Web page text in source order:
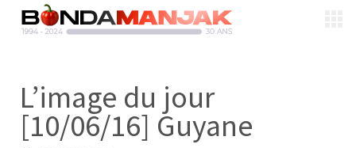
L’image du jour
[10/06/16] Guyane